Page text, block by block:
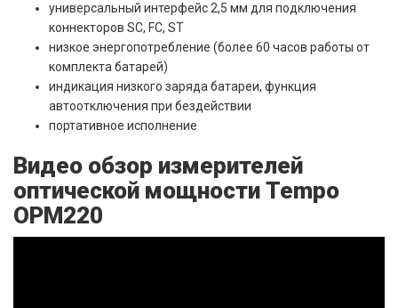
универсальный интерфейс 2,5 мм для подключения
коннекторов SC, FC, ST
низкое энергопотребление (более 60 часов работы от
комплекта батарей)
индикация низкого заряда батареи, функция
автоотключения при бездействии
портативное исполнение
Видео обзор измерителей
оптической мощности Tempo
OPM220